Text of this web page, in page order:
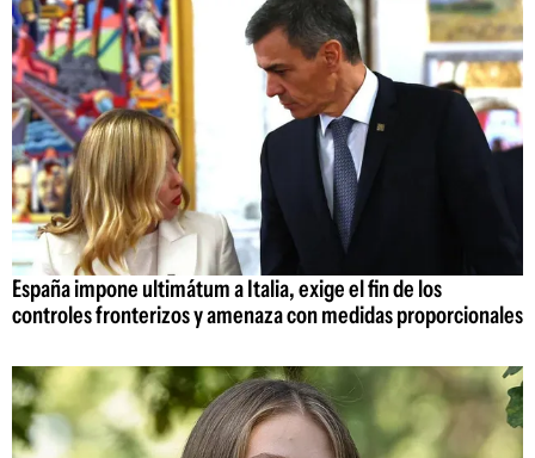
España impone ultimátum a Italia, exige el fin de los
controles fronterizos y amenaza con medidas proporcionales